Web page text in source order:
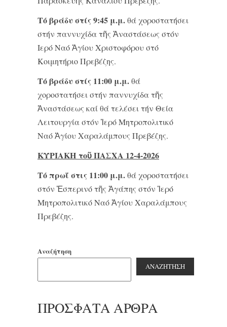
Τό βράδυ στίς 9:45 μ.μ.θά χοροστατήσει
στήν παννυχίδα τῆς Ἀναστάσεως στόν
Ιερό Ναό Ἁγίου Χριστοφόρου στό
Κοιμητήριο Πρεβέζης.
Τό βράδυ στίς 11:00 μ.μ.θά
χοροστατήσει στήν παννυχίδα τῆς
Ἀναστάσεως καί θά τελέσει τήν Θεία
Λειτουργία στόν Ἱερό Μητροπολιτικό
Ναό Ἁγίου Χαραλάμπους Πρεβέζης.
ΚΥΡΙΑΚΗ τοῦ ΠΑΣΧΑ 12-4-2026
Τό πρωΐ στις 11:00 μ.μ.θά χοροστατήσει
στόν Ἑσπερινό τῆς Ἀγάπης στόν Ἱερό
Μητροπολιτικό Ναό Ἁγίου Χαραλάμπους
Πρεβέζης.
Αναζήτηση
ΑΝΑΖΉΤΗΣΗ
ΠΡΌΣΦΑΤΑ ΆΡΘΡΑ